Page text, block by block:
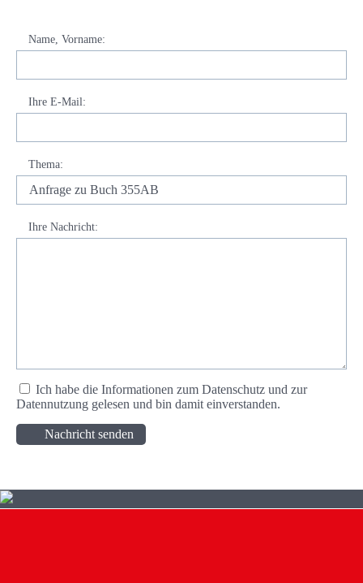
Name, Vorname:
Ihre E-Mail:
Thema:
Ihre Nachricht:
Ich habe die Informationen zum Datenschutz und zur
Datennutzung gelesen und bin damit einverstanden.